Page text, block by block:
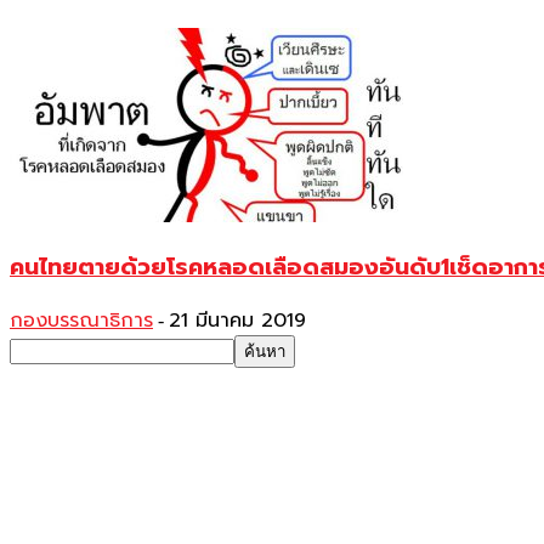
คนไทยตายด้วยโรคหลอดเลือดสมองอันดับ1เช็ดอาก
กองบรรณาธิการ - 21 มีนาคม 2019